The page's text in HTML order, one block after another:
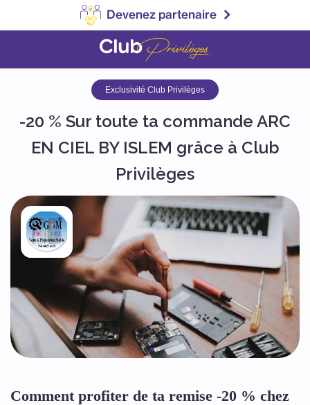
Devenez partenaire
Exclusivité Club Privilèges
-20 % Sur toute ta commande ARC
EN CIEL BY ISLEM grâce à Club
Privilèges
Comment profiter de ta remise -20 % chez